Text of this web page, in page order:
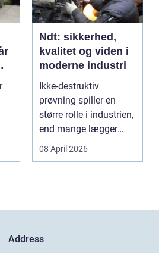
Ndt: sikkerhed,
kvalitet og viden i
moderne industri
Ikke-destruktiv
prøvning spiller en
større rolle i industrien,
end mange lægger
mærke til i hverdage...
08 April 2026
Address